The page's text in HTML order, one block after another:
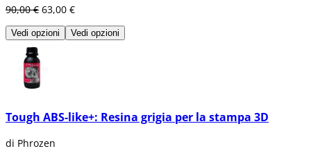
90,00 € 63,00 €
Vedi opzioni Vedi opzioni
Tough ABS-like+: Resina grigia per la stampa 3D
di Phrozen